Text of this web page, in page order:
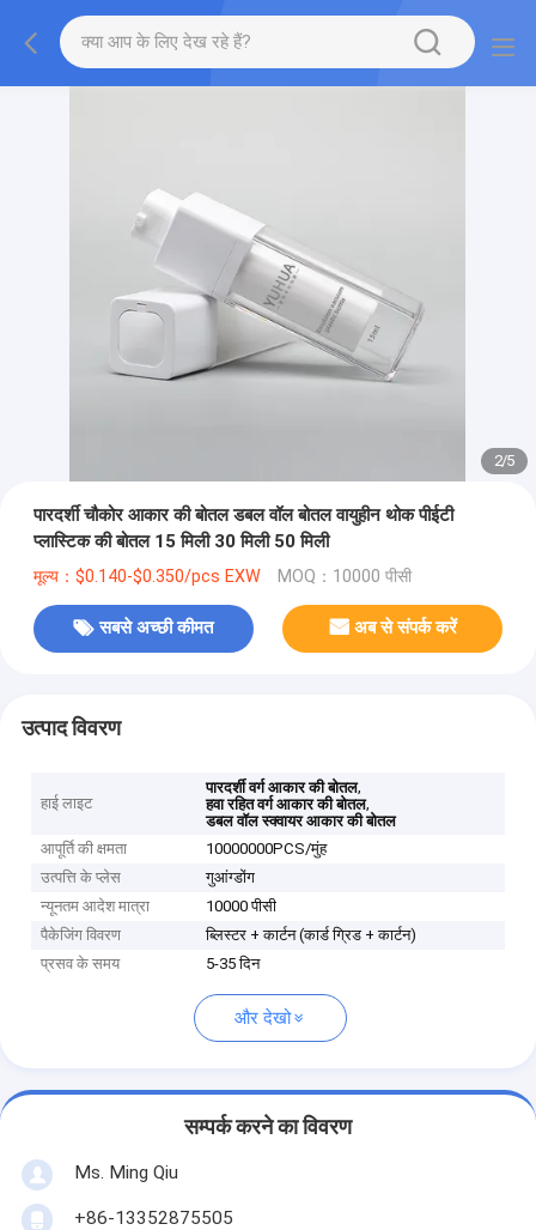
2/5
पारदर्शी चौकोर आकार की बोतल डबल वॉल बोतल वायुहीन थोक पीईटी
प्लास्टिक की बोतल 15 मिली 30 मिली 50 मिली
मूल्य：$0.140-$0.350/pcs EXW MOQ：10000 पीसी
सबसे अच्छी कीमत अब से संपर्क करें
उत्पाद विवरण
हाई लाइट
पारदर्शी वर्ग आकार की बोतल,
हवा रहित वर्ग आकार की बोतल,
डबल वॉल स्क्वायर आकार की बोतल
आपूर्ति की क्षमता
10000000PCS/मुंह
उत्पत्ति के प्लेस
गुआंग्डोंग
न्यूनतम आदेश मात्रा
10000 पीसी
पैकेजिंग विवरण
ब्लिस्टर + कार्टन (कार्ड ग्रिड + कार्टन)
प्रसव के समय
5-35 दिन
और देखो
सम्पर्क करने का विवरण
Ms. Ming Qiu
+86-13352875505